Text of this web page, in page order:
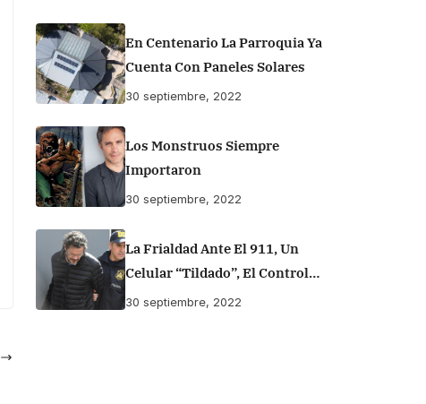
En Centenario La Parroquia Ya
Cuenta Con Paneles Solares
30 septiembre, 2022
Los Monstruos Siempre
Importaron
30 septiembre, 2022
La Frialdad Ante El 911, Un
Celular “tildado”, El Control
Remoto Y : Las Aclaraciones Del
30 septiembre, 2022